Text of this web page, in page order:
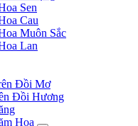
Sen
Cau
Muôn Sắc
Lan
Đồi Mơ
Đồi Hương
Hoa